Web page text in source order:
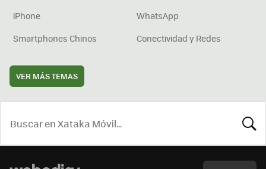
iPhone
WhatsApp
Smartphones Chinos
Conectividad y Redes
VER MÁS TEMAS